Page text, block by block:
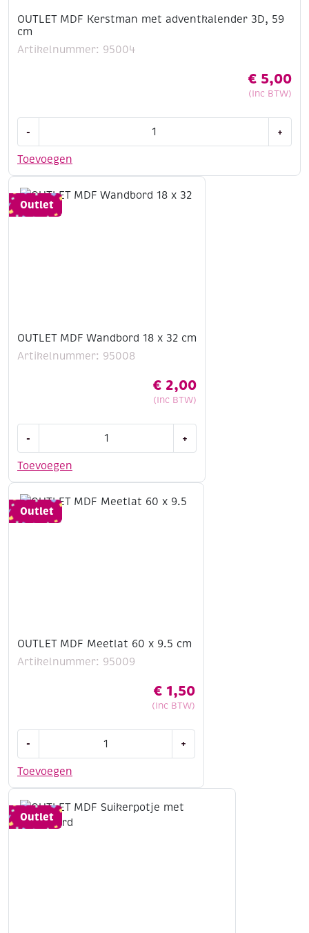
OUTLET MDF Kerstman met adventkalender 3D, 59
cm
Artikelnummer: 95004
€ 5,00
(Inc BTW)
Toevoegen
-
Kerstman
adventkalender
3D,
59
+
Outlet
OUTLET MDF Wandbord 18 x 32 cm
Artikelnummer: 95008
€ 2,00
(Inc BTW)
Toevoegen
-
Wandbord
x
32
cm
+
Outlet
OUTLET MDF Meetlat 60 x 9.5 cm
Artikelnummer: 95009
€ 1,50
(Inc BTW)
Toevoegen
-
Meetlat
x
9.5
cm
+
Outlet